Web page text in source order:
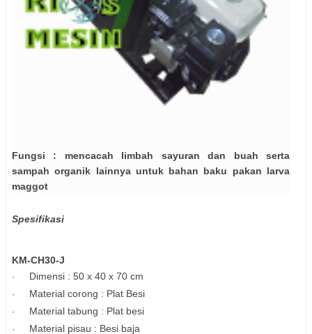
Fungsi : mencacah limbah sayuran dan buah serta
sampah organik lainnya untuk bahan baku pakan larva
maggot
Spesifikasi
KM-CH30-J
· Dimensi : 50 x 40 x 70 cm
· Material corong : Plat Besi
· Material tabung : Plat besi
· Material pisau : Besi baja